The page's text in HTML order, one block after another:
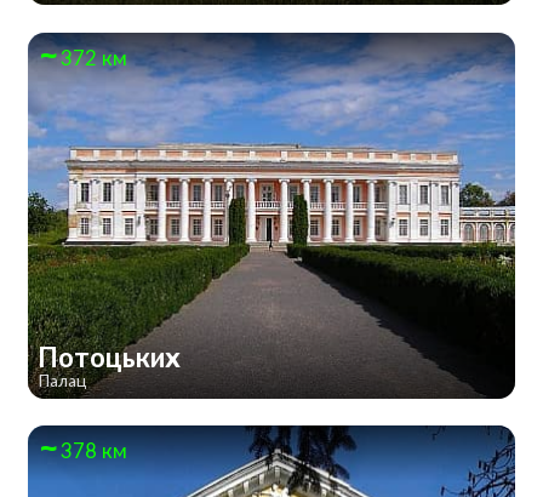
372 км
Потоцьких
Палац
378 км